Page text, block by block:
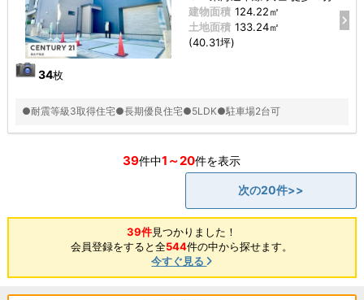
34枚
建物面積 124.22㎡
土地面積 133.24㎡
(40.31坪)
●耐震等級3取得住宅●長期優良住宅●5LDK●駐車場2台可
39件中1～20件を表示
次の20件>>
39件見つかりました！
会員登録をすると全544件の中から探せます。
今すぐ見る